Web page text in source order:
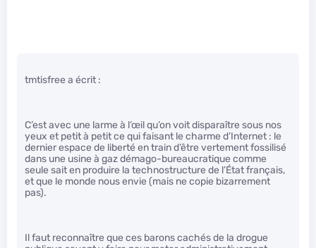
tmtisfree a écrit :
C’est avec une larme à l’œil qu’on voit disparaître sous nos
yeux et petit à petit ce qui faisant le charme d’Internet : le
dernier espace de liberté en train d’être vertement fossilisé
dans une usine à gaz démago-bureaucratique comme
seule sait en produire la technostructure de l’État français,
et que le monde nous envie (mais ne copie bizarrement
pas).
Il faut reconnaître que ces barons cachés de la drogue